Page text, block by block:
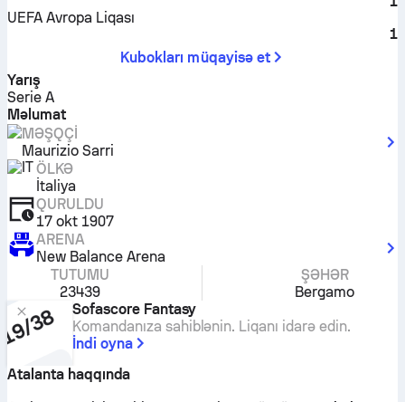
UEFA Avropa Liqası
1
Kubokları müqayisə et
Yarış
Serie A
Məlumat
MƏŞQÇI
Maurizio Sarri
ÖLKƏ
İtaliya
QURULDU
17 okt 1907
ARENA
New Balance Arena
TUTUMU
23439
ŞƏHƏR
Bergamo
Sofascore Fantasy
Komandanıza sahiblənin. Liqanı idarə edin.
İndi oyna
Atalanta haqqında